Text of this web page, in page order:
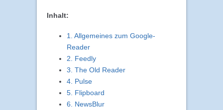
Inhalt:
1. Allgemeines zum Google-
Reader
2. Feedly
3. The Old Reader
4. Pulse
5. Flipboard
6. NewsBlur